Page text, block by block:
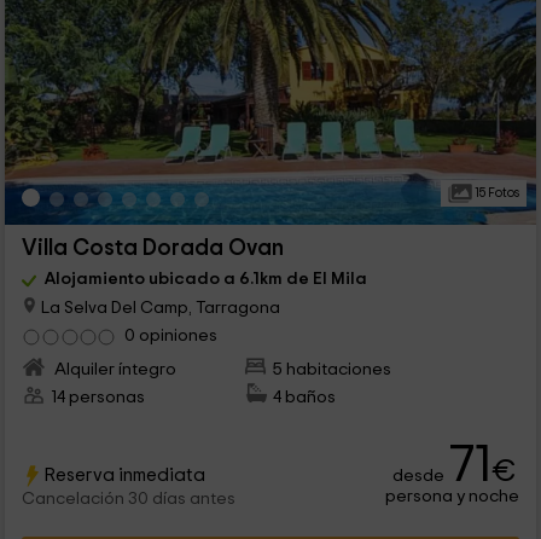
15 Fotos
Villa Costa Dorada Ovan
Alojamiento ubicado a 6.1km de El Mila
La Selva Del Camp, Tarragona
0 opiniones
Alquiler íntegro
5 habitaciones
14 personas
4 baños
Reserva inmediata
Cancelación 30 días antes
desde 71€
persona y noche